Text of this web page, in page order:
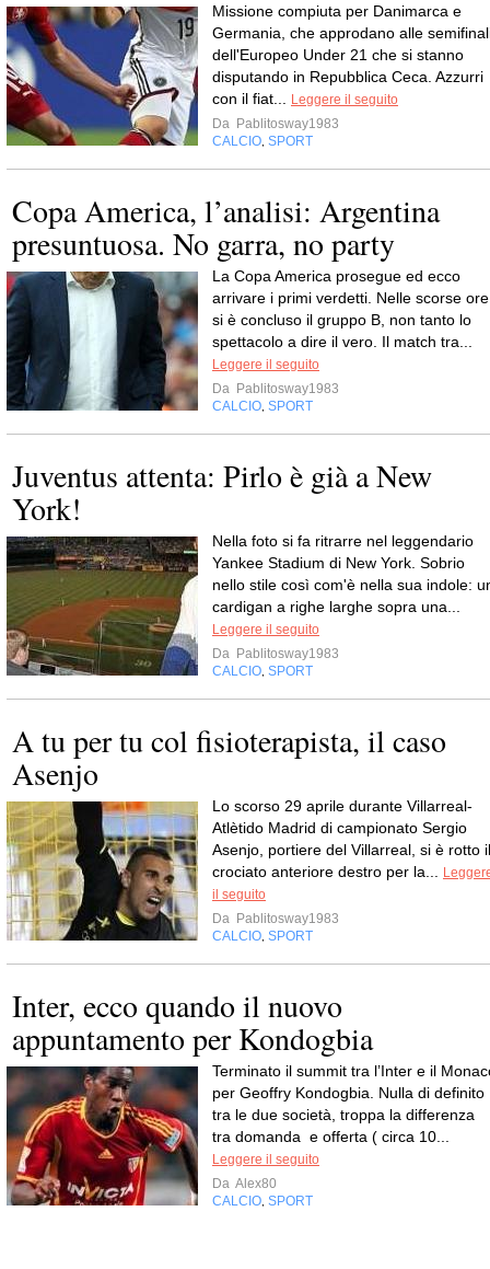
Missione compiuta per Danimarca e
Germania, che approdano alle
dell'Europeo Under 21 che si stanno
disputando in Repubblica Ceca. Azzurri
con il fiat...
Leggere il seguito
Da Pablitosway1983
CALCIO SPORT
Copa America, l’analisi: Argentina
presuntuosa. No garra, no party
La Copa America prosegue ed ecco
arrivare i primi verdetti. Nelle scorse ore
si è concluso il gruppo B, non tanto lo
spettacolo a dire il vero. Il match tra...
Leggere il seguito
Da Pablitosway1983
CALCIO SPORT
Juventus attenta: Pirlo è già a New
York!
Nella foto si fa ritrarre nel leggendario
Yankee Stadium di New York. Sobrio
nello stile così com'è nella sua indole:
cardigan a righe larghe sopra una...
Leggere il seguito
Da Pablitosway1983
CALCIO SPORT
A tu per tu col fisioterapista, il caso
Asenjo
Lo scorso 29 aprile durante Villarreal-
Atlètido Madrid di campionato Sergio
Asenjo, portiere del Villarreal, si è rotto il
crociato anteriore destro per la...
il seguito
Da Pablitosway1983
CALCIO SPORT
Inter, ecco quando il nuovo
appuntamento per Kondogbia
Terminato il summit tra l’Inter e il
per Geoffry Kondogbia. Nulla di definito
tra le due società, troppa la differenza
tra domanda e offerta ( circa 10...
Leggere il seguito
Da Alex80
CALCIO SPORT